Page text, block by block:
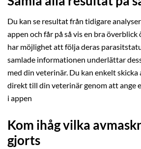
Du kan se resultat från tidigare
appen och får på så vis en bra överblick
har möjlighet att följa deras
samlade informationen underlättar
med din veterinär. Du kan enkelt
direkt till din veterinär genom att ange
i appen
Kom ihåg vilka
gjorts